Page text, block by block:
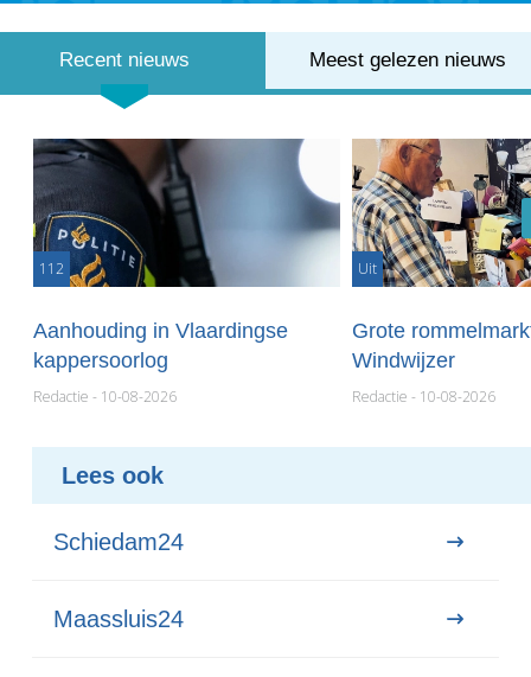
Recent nieuws Meest gelezen nieuws
112
Aanhouding in Vlaardingse
kappersoorlog
Redactie - 10-08-2026
Uit
Grote
Windwijzer
Redactie - 10-08-2026
Lees ook
Schiedam24
Maassluis24